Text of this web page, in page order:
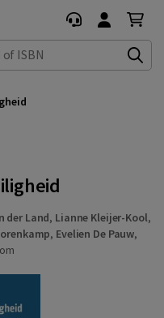
der Land, Lianne Kleijer-Kool,
, Evelien De Pauw,